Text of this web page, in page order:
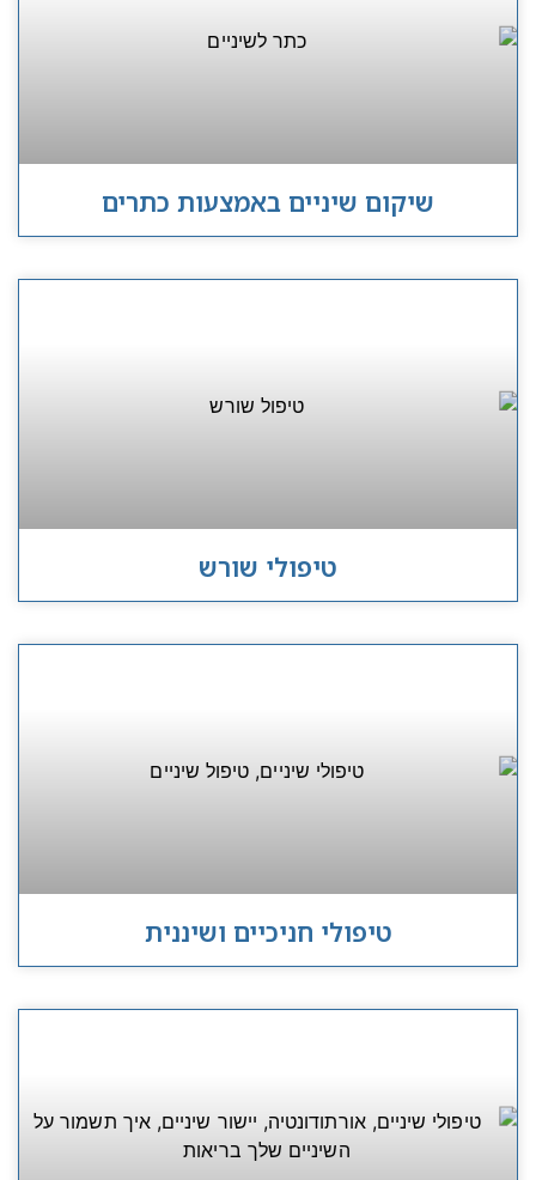
שיקום שיניים באמצעות כתרים
טיפולי שורש
טיפולי חניכיים ושיננית